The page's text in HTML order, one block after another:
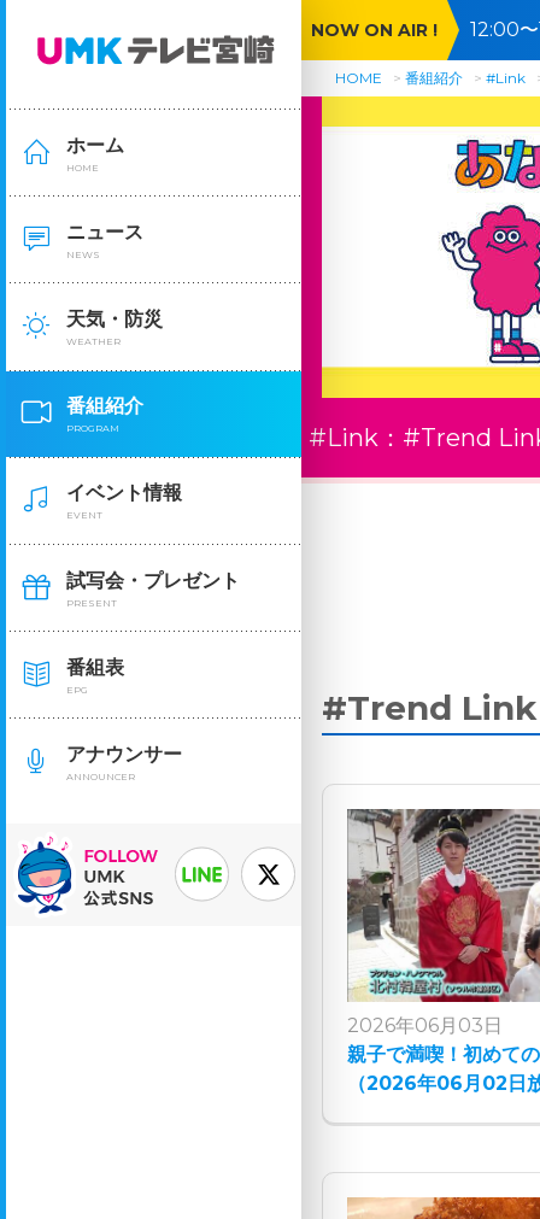
ホーム
HOME
ニュース
NEWS
天気・防災
WEATHER
番組紹介
PROGRAM
イベント情報
EVENT
試写会・プレゼント
PRESENT
番組表
EPG
アナウンサー
ANNOUNCER
NOW ON AIR !
12:00
投扇
HOME 番組紹介 #Link
#Link： #Trend
#Trend Link
2026年06月03日
親子で満喫！初めて
（2026年06月02日